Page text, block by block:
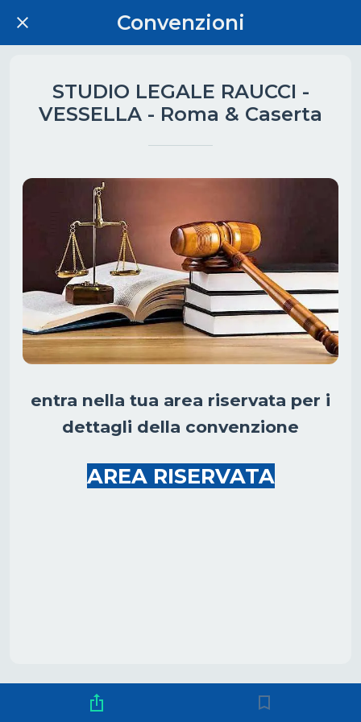
Convenzioni
STUDIO LEGALE RAUCCI -
VESSELLA - Roma & Caserta
entra nella tua area riservata per i
dettagli della convenzione
AREA RISERVATA